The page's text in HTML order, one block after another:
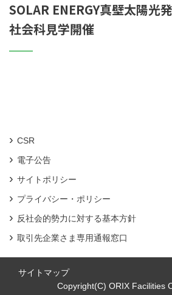
SOLAR ENERGY真壁太陽光
社会科見学開催
CSR
電子公告
サイトポリシー
プライバシー・ポリシー
反社会的勢力に対する基本方針
取引先企業さま専用通報窓口
サイトマップ
Copyright(C) ORIX Facilities